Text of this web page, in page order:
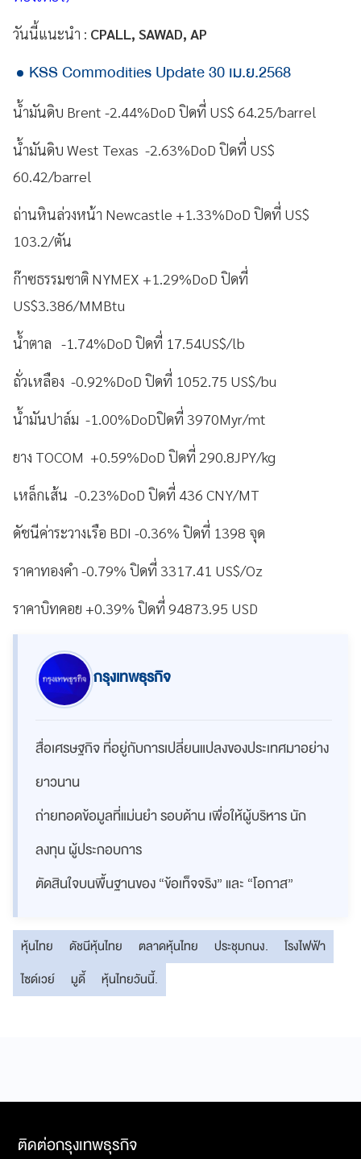
วันนี้แนะนำ : CPALL, SAWAD, AP
KSS Commodities Update 30 เม.ย.2568
น้ำมันดิบ Brent -2.44%DoD ปิดที่ US$ 64.25/barrel
น้ำมันดิบ West Texas -2.63%DoD ปิดที่ US$
60.42/barrel
ถ่านหินล่วงหน้า Newcastle +1.33%DoD ปิดที่ US$
103.2/ตัน
ก๊าซธรรมชาติ NYMEX +1.29%DoD ปิดที่
US$3.386/MMBtu
น้ำตาล -1.74%DoD ปิดที่ 17.54US$/lb
ถั่วเหลือง -0.92%DoD ปิดที่ 1052.75 US$/bu
น้ำมันปาล์ม -1.00%DoDปิดที่ 3970Myr/mt
ยาง TOCOM +0.59%DoD ปิดที่ 290.8JPY/kg
เหล็กเส้น -0.23%DoD ปิดที่ 436 CNY/MT
ดัชนีค่าระวางเรือ BDI -0.36% ปิดที่ 1398 จุด
ราคาทองคำ -0.79% ปิดที่ 3317.41 US$/Oz
ราคาบิทคอย +0.39% ปิดที่ 94873.95 USD
กรุงเทพธุรกิจ
สื่อเศรษฐกิจ ที่อยู่กับการเปลี่ยนแปลงของประเทศมาอย่าง
ยาวนาน
ถ่ายทอดข้อมูลที่แม่นยำ รอบด้าน เพื่อให้ผู้บริหาร นัก
ลงทุน ผู้ประกอบการ
ตัดสินใจบนพื้นฐานของ “ข้อเท็จจริง” และ “โอกาส”
หุ้นไทย ดัชนีหุ้นไทย ตลาดหุ้นไทย ประชุมกนง.
โรงไฟฟ้า
ไซด์เวย์
มูดี้ หุ้นไทยวันนี้.
ติดต่อกรุงเทพธุรกิจ